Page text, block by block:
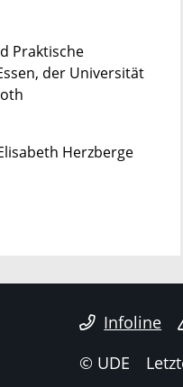
Praktische
der Universität
Herzberge
Infoline
© UDE